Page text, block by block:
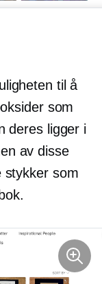
til å
som
deres ligger i
av disse
stykker som